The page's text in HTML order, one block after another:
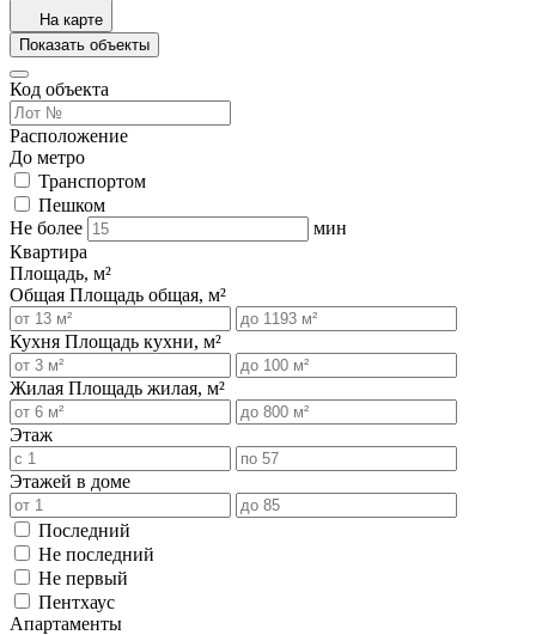
На карте
Показать объекты
Код объекта
Расположение
До метро
Транспортом
Пешком
Не более
мин
Квартира
Площадь, м²
Общая Площадь общая, м²
Кухня Площадь кухни, м²
Жилая Площадь жилая, м²
Этаж
Этажей в доме
Последний
Не последний
Не первый
Пентхаус
Апартаменты